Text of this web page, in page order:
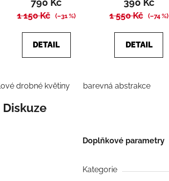
790 Kč
1 150 Kč (–31 %)
DETAIL
drobné květiny
5,0
5
390 Kč
1 550 Kč (–74 %)
DETAIL
barevná abstrakce
Diskuze
Doplňkové parametry
Kategorie